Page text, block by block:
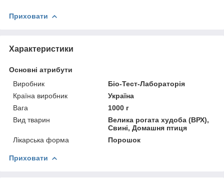
Приховати
Характеристики
Основні атрибути
Виробник
Біо-Тест-Лабораторія
Країна виробник
Україна
Вага
1000 г
Вид тварин
Велика рогата худоба (ВРХ),
Свині, Домашня птиця
Лікарська форма
Порошок
Приховати